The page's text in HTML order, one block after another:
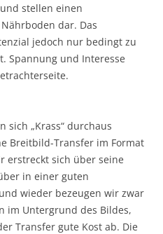
stellen einen
dar. Das
jedoch nur bedingt zu
Spannung und Interesse
sich „Krass“ durchaus
Breitbild-Transfer im Format
erstreckt sich über seine
in einer guten
wieder bezeugen wir zwar
im Untergrund des Bildes,
Transfer gute Kost ab. Die